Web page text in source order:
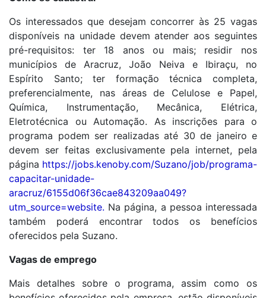
Os interessados que desejam concorrer às 25 vagas
disponíveis na unidade devem atender aos seguintes
pré-requisitos: ter 18 anos ou mais; residir nos
municípios de Aracruz, João Neiva e Ibiraçu, no
Espírito Santo; ter formação técnica completa,
preferencialmente, nas áreas de Celulose e Papel,
Química, Instrumentação, Mecânica, Elétrica,
Eletrotécnica ou Automação. As inscrições para o
programa podem ser realizadas até 30 de janeiro e
devem ser feitas exclusivamente pela internet, pela
página https://jobs.kenoby.com/Suzano/job/programa-
capacitar-unidade-
aracruz/6155d06f36cae843209aa049?
utm_source=website. Na página, a pessoa interessada
também poderá encontrar todos os benefícios
oferecidos pela Suzano.
Vagas de emprego
Mais detalhes sobre o programa, assim como os